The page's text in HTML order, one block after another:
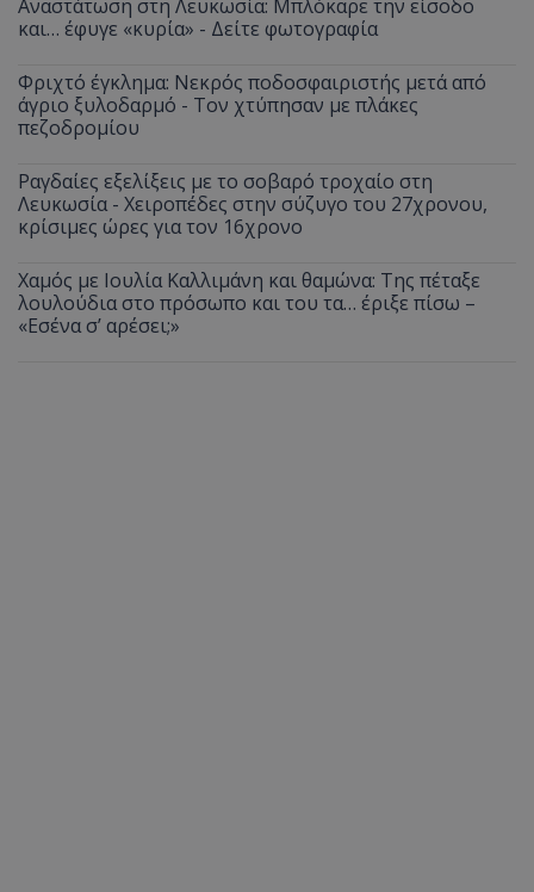
Αναστάτωση στη Λευκωσία: Μπλόκαρε την είσοδο
και… έφυγε «κυρία» - Δείτε φωτογραφία
Φριχτό έγκλημα: Νεκρός ποδοσφαιριστής μετά από
άγριο ξυλοδαρμό - Τον χτύπησαν με πλάκες
πεζοδρομίου
Ραγδαίες εξελίξεις με το σοβαρό τροχαίο στη
Λευκωσία - Χειροπέδες στην σύζυγο του 27χρονου,
κρίσιμες ώρες για τον 16χρονο
Χαμός με Ιουλία Καλλιμάνη και θαμώνα: Της πέταξε
λουλούδια στο πρόσωπο και του τα… έριξε πίσω –
«Εσένα σ’ αρέσει;»